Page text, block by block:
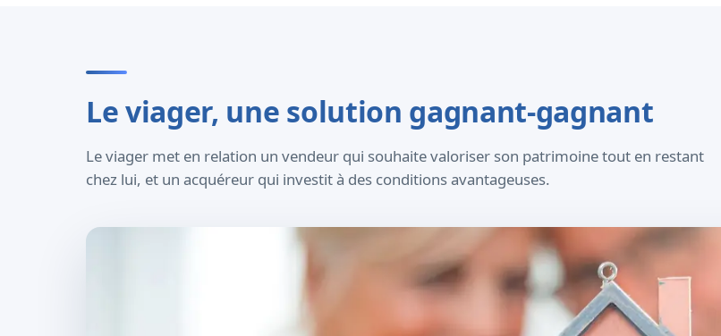
Le viager, une solution gagnant-gagnant
Le viager met en relation un vendeur qui souhaite valoriser son patrimoine tout en restant
chez lui, et un acquéreur qui investit à des conditions avantageuses.